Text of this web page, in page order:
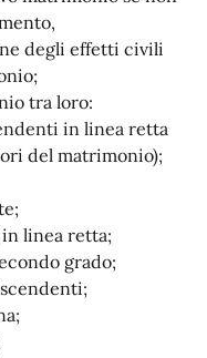
degli effetti civili
tra loro:
in linea retta
del matrimonio);
linea retta;
grado;